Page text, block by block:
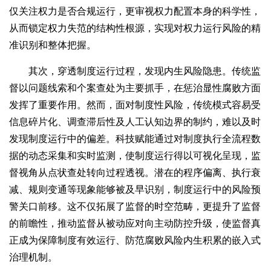
仅关注权力是否合规运行，更审视权力配置本身的科学性，
从而锁定权力失范的结构性根源，实现对权力运行风险的精
准识别和整体把握。
其次，穿透制度运行过程，发现内生风险隐患。传统监
督以问题线索和个案查处为主要抓手，在惩治显性腐败方面
发挥了重要作用。然而，面对制度性风险，传统模式容易受
信息碎片化、调查滞后性及人工认知边界的制约，难以及时
发现制度运行中的偏差。科技赋能通过对制度执行全流程数
据的动态采集和实时监测，使制度运行得以可视化呈现，监
督视角从点状查处转向过程透视。潜在的程序偏离、执行衰
减、规则变通等现象能够被及早识别，制度运行中的风险预
警关口前移。这不仅拓展了监督的时空范畴，更提升了监督
的前瞻性，推动监督从被动应对向主动防控升级，使监督真
正成为保障制度有效运行、防范腐败风险内生积累的嵌入式
治理机制。